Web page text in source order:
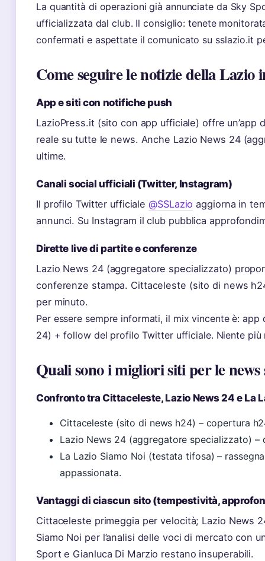
La quantità di operazioni già annunciate da Sky
ufficializzata dal club. Il consiglio: tenete
confermati e aspettate il comunicato su sslazio.it
Come seguire le notizie della Lazio
App e siti con notifiche push
LazioPress.it (sito con app ufficiale) offre
reale su tutte le news. Anche Lazio News 24
ultime.
Canali social ufficiali (Twitter, Instagram)
Il profilo Twitter ufficiale@SSLazio aggiorna in
annunci. Su Instagram il club pubblica
Dirette live di partite e conferenze
Lazio News 24 (aggregatore specializzato)
conferenze stampa. Cittaceleste (sito di news
per minuto.
Per essere sempre informati, il mix vincente è:
24) + follow del profilo Twitter ufficiale. Niente più
Quali sono i migliori siti per le
Confronto tra Cittaceleste, Lazio News 24 e La
Cittaceleste (sito di news h24) – copertura
Lazio News 24 (aggregatore specializzato)
La Lazio Siamo Noi (testata tifosa) –
appassionata.
Vantaggi di ciascun sito (tempestività,
Cittaceleste primeggia per velocità; Lazio News
Siamo Noi per l’analisi delle voci di mercato con
Sport e Gianluca Di Marzio restano insuperabili.